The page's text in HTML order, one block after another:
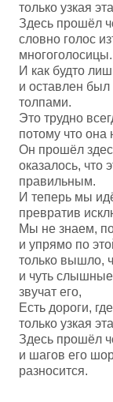
только узкая
Здесь прошёл
словно голос
многоголосицы.
И как будто
и оставлен
толпами.
Это трудно
потому что она
Он прошёл
оказалось, что
правильным.
И теперь мы
превратив
Мы не знаем,
и упрямо по
только вышло,
и чуть
звучат его,
Есть дороги,
только узкая
Здесь прошёл
и шагов его
разносится.